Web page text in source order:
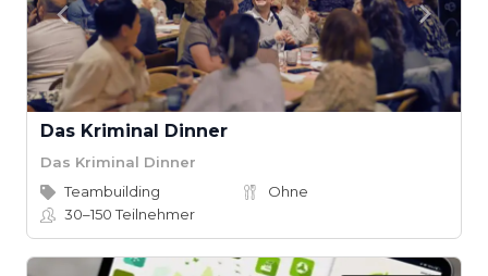
Das Kriminal Dinner
Das Kriminal Dinner
Teambuilding
Ohne
30–150Teilnehmer